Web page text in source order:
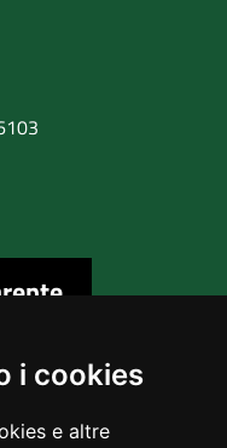
i cookies
e altre